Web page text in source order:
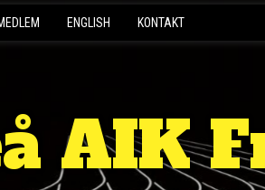
ENGLISH KONTAKT
AIK